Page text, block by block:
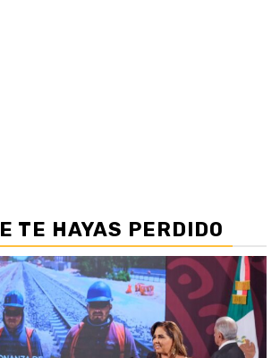
TE HAYAS PERDIDO